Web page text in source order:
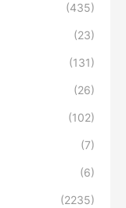
(435)
(23)
(131)
(26)
(102)
(7)
(6)
(2235)